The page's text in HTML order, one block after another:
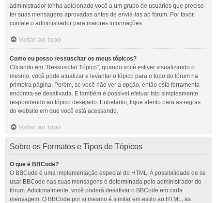
administrador tenha adicionado você a um grupo de usuários que precise
ter suas mensagens aprovadas antes de enviá-las ao fórum. Por favor,
contate o administrador para maiores informações.
Voltar ao topo
Como eu posso ressuscitar os meus tópicos?
Clicando em “Ressuscitar Tópico”, quando você estiver visualizando o
mesmo, você pode atualizar e levantar o tópico para o topo do fórum na
primeira página. Porém, se você não ver a opção, então esta ferramenta
encontra-se desativada. E também é possível efetuar isto simplesmente
respondendo ao tópico desejado. Entretanto, fique atento para as regras
do website em que você está acessando.
Voltar ao topo
Sobre os Formatos e Tipos de Tópicos
O que é BBCode?
O BBCode é uma implementação especial do HTML. A possibilidade de se
usar BBCode nas suas mensagens é determinada pelo administrador do
fórum. Adicionalmente, você poderá desativar o BBCode em cada
mensagem. O BBCode por si mesmo é similar em estilo ao HTML, as